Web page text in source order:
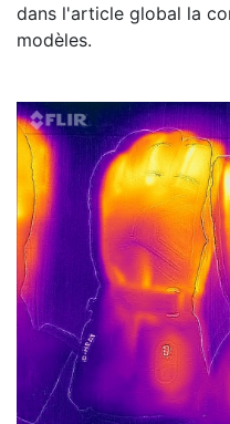
dans l'article global la
modèles.